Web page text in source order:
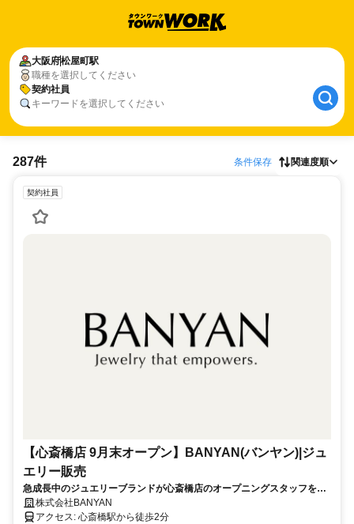
大阪府松屋町駅
職種を選択してください
契約社員
キーワードを選択してください
287件 条件保存 関連度順
契約社員
【心斎橋店 9月末オープン】BANYAN(バンヤン)|ジュ
エリー販売
急成長中のジュエリーブランドが心斎橋店のオープニングスタッフを募
集 株式会社BANYAN
アクセス: 心斎橋駅から徒歩2分